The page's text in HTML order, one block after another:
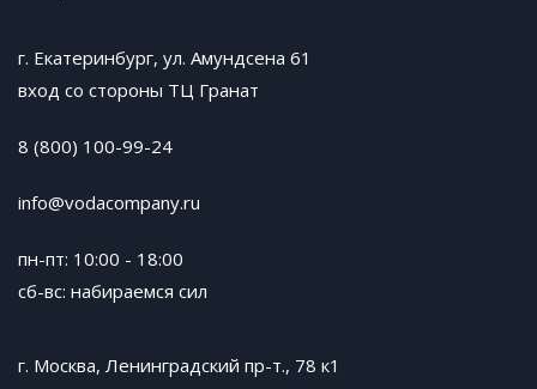
г. Екатеринбург, ул. Амундсена 61
вход со стороны ТЦ Гранат
8 (800) 100-99-24
info@vodacompany.ru
пн-пт: 10:00 - 18:00
сб-вс: набираемся сил
г. Москва, Ленинградский пр-т., 78 к1